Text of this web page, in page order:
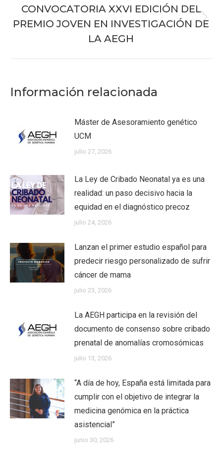
Publicación
siguiente:
CONVOCATORIA XXVI EDICIÓN DEL
PREMIO JOVEN EN INVESTIGACIÓN DE
LA AEGH
Información relacionada
Máster de Asesoramiento genético
UCM
julio 27, 2026
La Ley de Cribado Neonatal ya es una
realidad: un paso decisivo hacia la
equidad en el diagnóstico precoz
julio 24, 2026
Lanzan el primer estudio español para
predecir riesgo personalizado de sufrir
cáncer de mama
julio 23, 2026
La AEGH participa en la revisión del
documento de consenso sobre cribado
prenatal de anomalías cromosómicas
julio 13, 2026
“A día de hoy, España está limitada para
cumplir con el objetivo de integrar la
medicina genómica en la práctica
asistencial”
junio 30, 2026